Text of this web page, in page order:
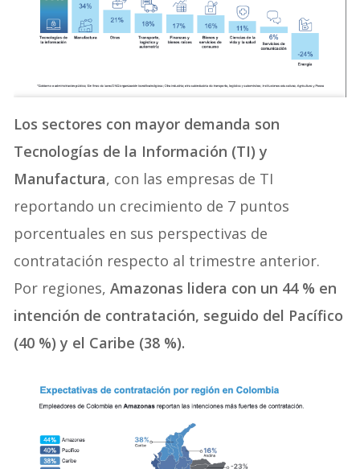
Los sectores con mayor demanda son
Tecnologías de la Información (TI) y
Manufactura, con las empresas de TI
reportando un crecimiento de 7 puntos
porcentuales en sus perspectivas de
contratación respecto al trimestre anterior.
Por regiones,Amazonas lidera con un 44 % en
intención de contratación, seguido del Pacífico
(40 %) y el Caribe (38 %).